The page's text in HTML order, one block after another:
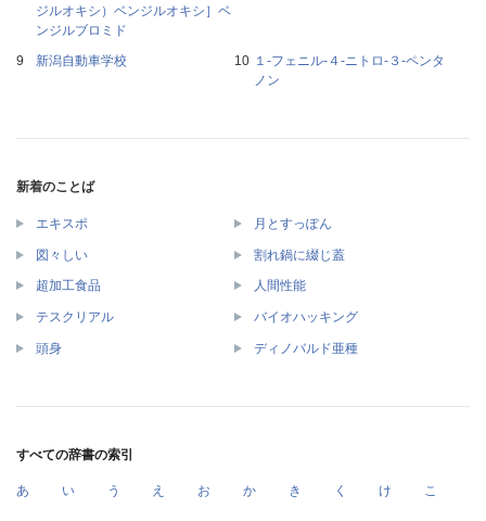
ジルオキシ）ベンジルオキシ］ベ
ンジルブロミド
新潟自動車学校
１‐フェニル‐４‐ニトロ‐３‐ペンタ
ノン
新着のことば
エキスポ 月とすっぽん
図々しい 割れ鍋に綴じ蓋
超加工食品 人間性能
テスクリアル バイオハッキング
頭身 ディノバルド亜種
すべての辞書の索引
あ い う え お か き く け こ